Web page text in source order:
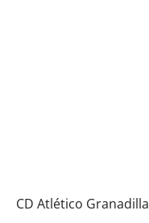
CD Atlético Granadilla